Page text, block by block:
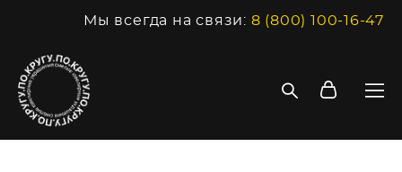
Мы всегда на связи: 8 (800) 100-16-47